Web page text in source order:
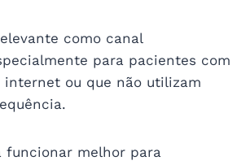
como canal
para pacientes com
internet ou que não utilizam
funcionar melhor para